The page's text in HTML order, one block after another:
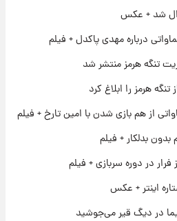
کالابرگ برای سه دهک؛ جزئیات اعلام
تازه فروش اقساطی سایپا اعلام شد؛
کوییک، اطلس، سهند و ساینا با اقساط
+ جدول
شد + عکس
درباره مهدی پاکدل + فیلم
تنگه هرمز منتشر شد
از هم بازی شدن با امین تارخ + فیلم
بدلکار + فیلم
در دوره سربازی + فیلم
اینتر + عکس
در دیگ قیر می‌جوشید